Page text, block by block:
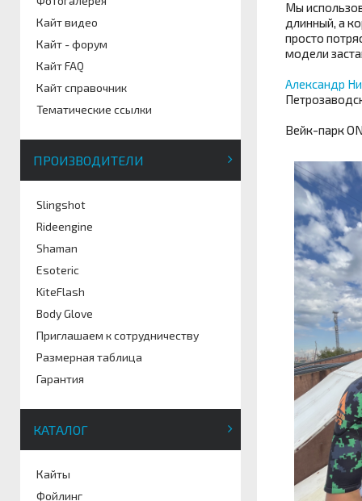
Кайт видео
Кайт - форум
Кайт FAQ
Кайт справочник
Тематические ссылки
ПРОИЗВОДИТЕЛИ
Slingshot
Rideengine
Shaman
Esoteric
KiteFlash
Body Glove
Приглашаем к сотрудничеству
Размерная таблица
Гарантия
КАТАЛОГ
Кайты
Фойлинг
Мы
длинный, а
просто
модели
Александр
Вейк-парк